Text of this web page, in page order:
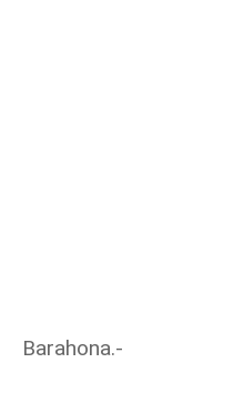
Barahona.-